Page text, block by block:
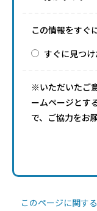
この情報をすぐ
すぐに見つけ
※いただいたご
ームページとす
で、ご協力をお
このページに関す